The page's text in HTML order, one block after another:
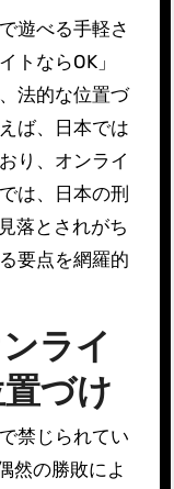
遊べる手軽さ
トならOK」
法的な位置づ
ば、日本では
り、オンライ
は、日本の刑
落とされがち
要点を網羅的
ライ
づけ
禁じられてい
然の勝敗によ